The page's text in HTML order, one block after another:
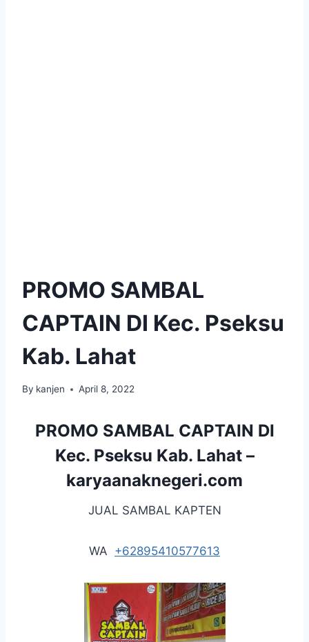
PROMO SAMBAL
CAPTAIN DI Kec. Pseksu
Kab. Lahat
By kanjen April 8, 2022
PROMO SAMBAL CAPTAIN DI
Kec. Pseksu Kab. Lahat –
karyaanaknegeri.com
JUAL SAMBAL KAPTEN
WA +62895410577613